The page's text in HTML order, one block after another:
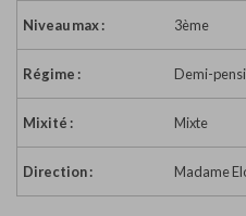
Niveau max : 3ème
Régime : Demi-
Mixité : Mixte
Direction : Madame